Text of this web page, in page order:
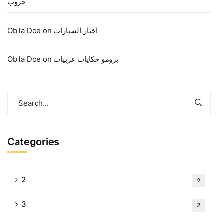
جروب
Obila Doe on اخبار السيارات
Obila Doe on برومو حكايات عربيات
Categories
2 2
3 2